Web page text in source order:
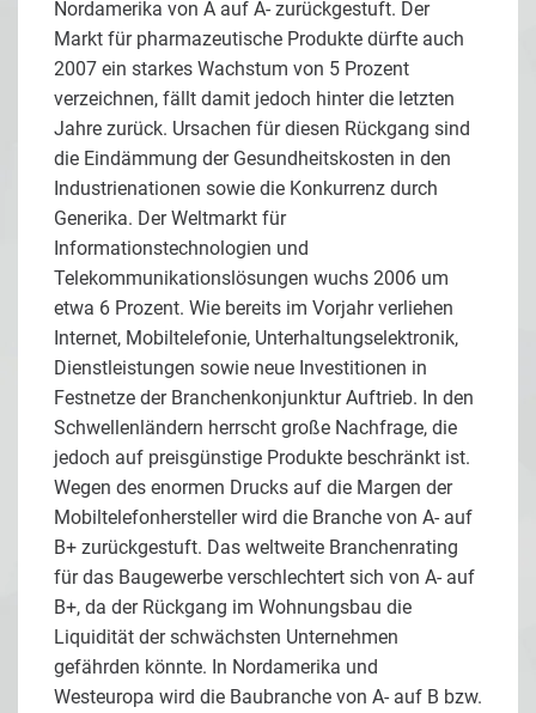
Nordamerika von A auf A- zurückgestuft. Der
Markt für pharmazeutische Produkte dürfte auch
2007 ein starkes Wachstum von 5 Prozent
verzeichnen, fällt damit jedoch hinter die letzten
Jahre zurück. Ursachen für diesen Rückgang sind
die Eindämmung der Gesundheitskosten in den
Industrienationen sowie die Konkurrenz durch
Generika. Der Weltmarkt für
Informationstechnologien und
Telekommunikationslösungen wuchs 2006 um
etwa 6 Prozent. Wie bereits im Vorjahr verliehen
Internet, Mobiltelefonie, Unterhaltungselektronik,
Dienstleistungen sowie neue Investitionen in
Festnetze der Branchenkonjunktur Auftrieb. In den
Schwellenländern herrscht große Nachfrage, die
jedoch auf preisgünstige Produkte beschränkt ist.
Wegen des enormen Drucks auf die Margen der
Mobiltelefonhersteller wird die Branche von A- auf
B+ zurückgestuft. Das weltweite Branchenrating
für das Baugewerbe verschlechtert sich von A- auf
B+, da der Rückgang im Wohnungsbau die
Liquidität der schwächsten Unternehmen
gefährden könnte. In Nordamerika und
Westeuropa wird die Baubranche von A- auf B bzw.